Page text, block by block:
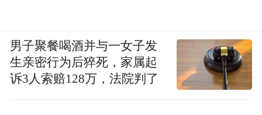
男子聚餐喝酒并与一女子发
生亲密行为后猝死，家属起
诉3人索赔128万，法院判了